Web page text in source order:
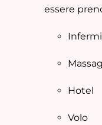
essere
Hotel
Volo